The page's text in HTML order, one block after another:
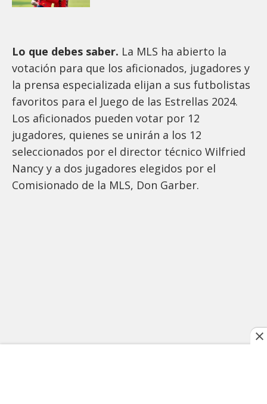
Lo que debes saber. La MLS ha abierto la
votación para que los aficionados, jugadores y
la prensa especializada elijan a sus futbolistas
favoritos para el Juego de las Estrellas 2024.
Los aficionados pueden votar por 12
jugadores, quienes se unirán a los 12
seleccionados por el director técnico Wilfried
Nancy y a dos jugadores elegidos por el
Comisionado de la MLS, Don Garber.